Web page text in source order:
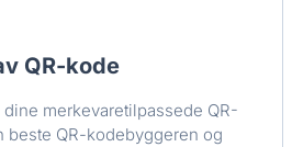
QR-kode
merkevaretilpassede QR-
beste QR-kodebyggeren og